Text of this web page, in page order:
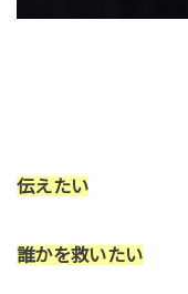
伝えたい
誰かを救いたい